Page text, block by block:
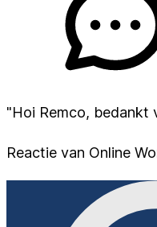
"Hoi Remco, bedankt
Reactie van Online